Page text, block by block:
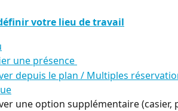
votre lieu de travail
une présence
depuis le plan / Multiples
une option supplémentaire (casier,